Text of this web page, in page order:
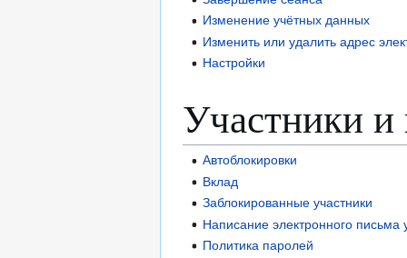
Изменение учётных данных
Изменить или удалить адрес
Настройки
Участники и
Автоблокировки
Вклад
Заблокированные участники
Написание электронного письма
Политика паролей